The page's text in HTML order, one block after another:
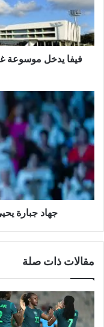
بوابة
مركب
محمد
السادس
لكرةفيفا يدخل موسوعة
جهاد
جبارة
يحيي
أول
حفل
فني
له
في
المغرب
جهاد جبارة
مقالات ذات صلة